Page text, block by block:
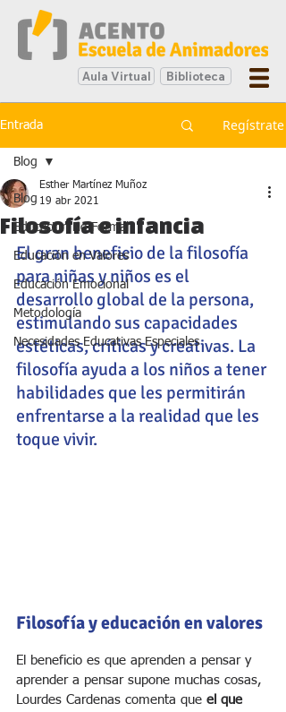
Aula Virtual Biblioteca
Entrada Regístrate
Blog
Educación No Formal
Educación en Valores
Educación Emocional
Metodología
Necesidades Educativas Especiales
Blog
Filosofía e infancia
Esther Martínez Muñoz
19 abr 2021
El gran beneficio de la filosofía
para niñas y niños es el
desarrollo global de la persona,
estimulando sus capacidades
estéticas, críticas y creativas. La
filosofía ayuda a los niños a tener
habilidades que les permitirán
enfrentarse a la realidad que les
toque vivir.
Filosofía y educación en valores
El beneficio es que aprenden a pensar y
aprender a pensar supone muchas cosas,
Lourdes Cardenas comenta que el que